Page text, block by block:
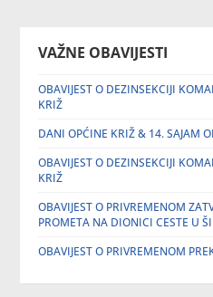
VAŽNE OBAVIJESTI
OBAVIJEST O DEZINSEKCIJI
KRIŽ
DANI OPĆINE KRIŽ & 14. SAJAM
OBAVIJEST O DEZINSEKCIJI
KRIŽ
OBAVIJEST O PRIVREMENOM
PROMETA NA DIONICI CESTE U
OBAVIJEST O PRIVREMENOM